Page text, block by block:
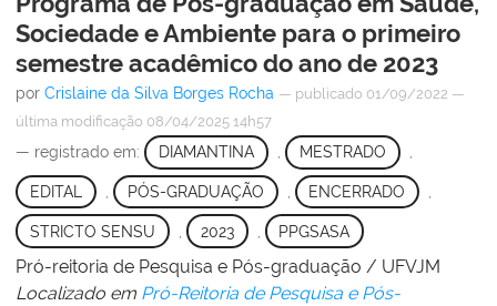
Sociedade e Ambiente para o primeiro
semestre acadêmico do ano de 2023
por Crislaine da Silva Borges Rocha — publicado 01/09/2022 —
última modificação 08/04/2025 14h57
— registrado em: DIAMANTINA , MESTRADO ,
EDITAL PÓS-GRADUAÇÃO ENCERRADO
STRICTO SENSU 2023 PPGSASA
Pró-reitoria de Pesquisa e Pós-graduação / UFVJM
Localizado em Pró-Reitoria de Pesquisa e Pós-